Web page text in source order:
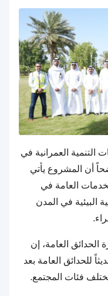
العمرانية في
أن المشروع يأتي
العامة في
البيئية في المدن
الحدائق العامة، إن
للحدائق العامة بعد
فئات المجتمع.